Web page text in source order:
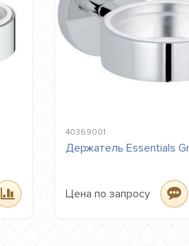
40369001
Держатель Essentials
Цена по запросу